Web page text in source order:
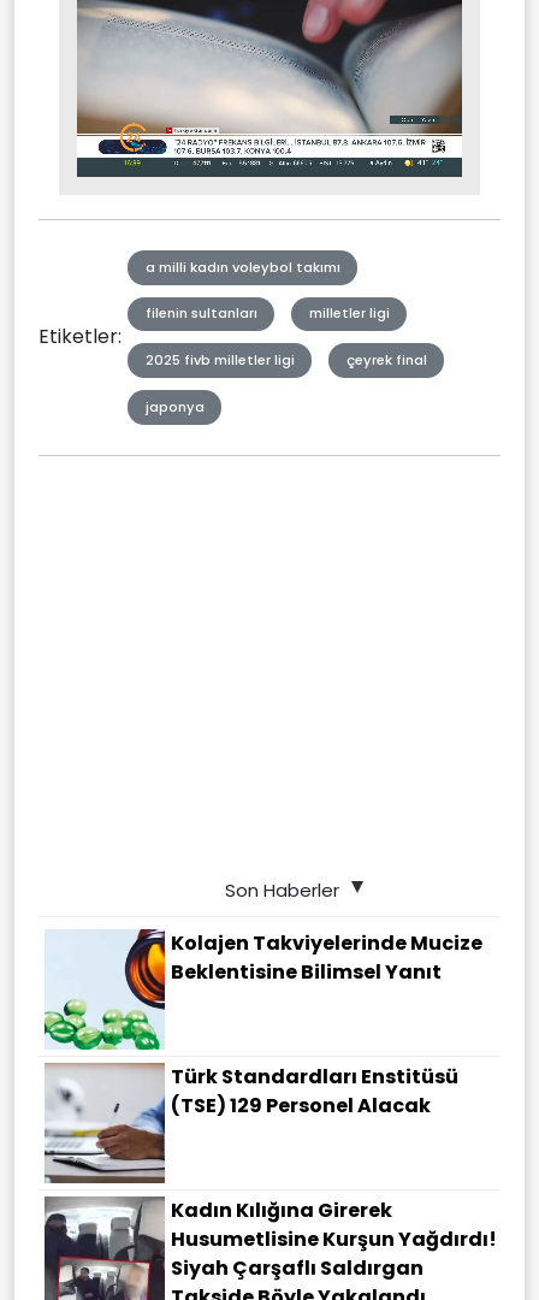
Mute Stream
Etiketler:
a milli kadın voleybol takımı
filenin sultanları milletler ligi
2025 fivb milletler ligi çeyrek final
japonya
Son Haberler
Kolajen Takviyelerinde Mucize
Beklentisine Bilimsel Yanıt
Türk Standardları Enstitüsü
(TSE) 129 Personel Alacak
Kadın Kılığına Girerek
Husumetlisine Kurşun Yağdırdı!
Siyah Çarşaflı Saldırgan